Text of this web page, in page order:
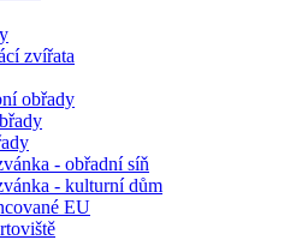
zvířata
obřady
- obřadní síň
- kulturní dům
EU